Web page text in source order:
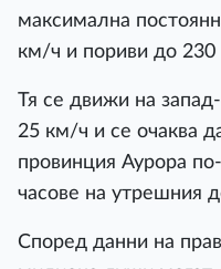
максимална
км/ч и пориви до 230
Тя се движи на
25 км/ч и се очаква
провинция Аурора
часове на утрешния
Според данни на